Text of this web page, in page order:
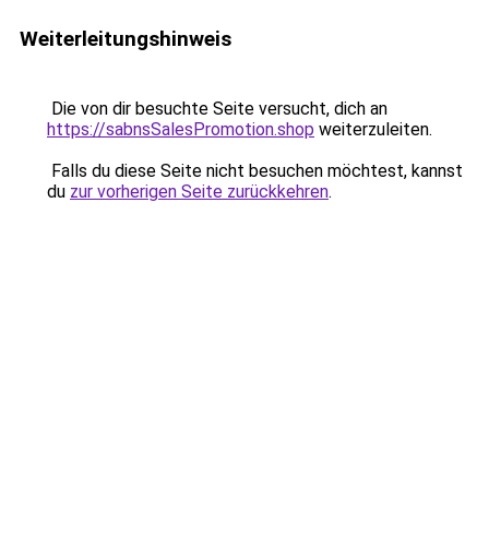
Weiterleitungshinweis
Die von dir besuchte Seite versucht, dich an
https://sabnsSalesPromotion.shop weiterzuleiten.
Falls du diese Seite nicht besuchen möchtest, kannst
du zur vorherigen Seite zurückkehren.